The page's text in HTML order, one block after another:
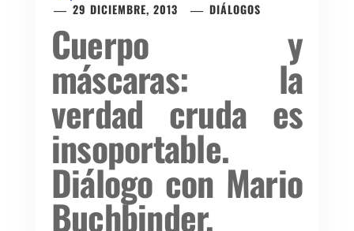
29 DICIEMBRE, 2013
DIÁLOGOS
Cuerpo y
máscaras: la
verdad cruda es
insoportable.
Diálogo con Mario
Buchbinder,